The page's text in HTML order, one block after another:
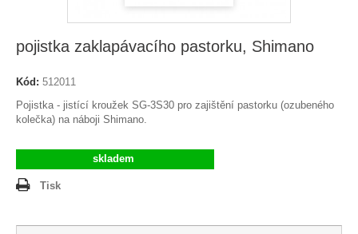
pojistka zaklapávacího pastorku, Shimano
Kód: 512011
Pojistka - jistící kroužek SG-3S30 pro zajištění pastorku (ozubeného
kolečka) na náboji Shimano.
skladem
Tisk